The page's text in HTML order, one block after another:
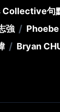
Collective句
強 / Phoebe
/ Bryan